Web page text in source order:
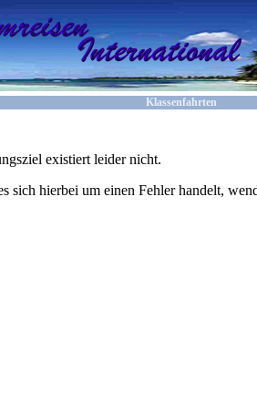
Klassenfahrten